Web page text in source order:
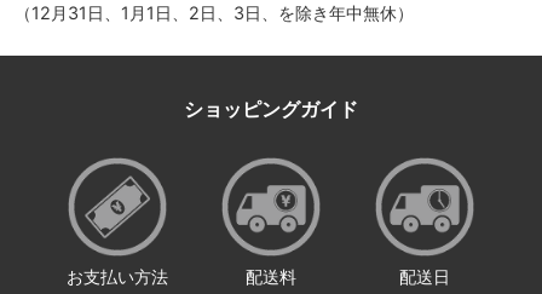
（12月31日、1月1日、2日、3日、を除き年中無休）
ショッピングガイド
お支払い方法 配送料 配送日